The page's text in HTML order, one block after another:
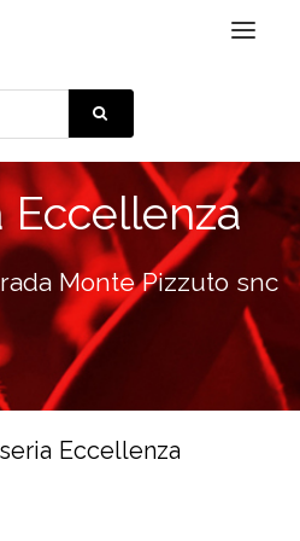
Toggle
Eccellenza
Monte Pizzuto snc
Eccellenza